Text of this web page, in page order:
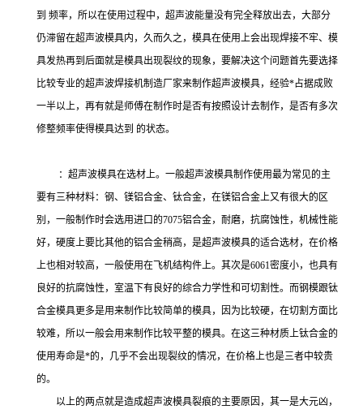
到 频率，所以在使用过程中，超声波能量没有完全释放出去，大部分
仍滞留在超声波模具内，久而久之，模具在使用上会出现焊接不牢、模
具发热再到后面就是模具出现裂纹的现象，要解决这个问题首先要选择
比较专业的超声波焊接机制造厂家来制作超声波模具，经验*占据成败
一半以上，再有就是师傅在制作时是否有按照设计去制作，是否有多次
修整频率使得模具达到 的状态。
：超声波模具在选材上。一般超声波模具制作使用最为常见的主
要有三种材料：钢、镁铝合金、钛合金，在镁铝合金上又有很大的区
别，一般制作时会选用进口的7075铝合金，耐磨，抗腐蚀性，机械性能
好，硬度上要比其他的铝合金稍高，是超声波模具的适合选材，在价格
上也相对较高，一般使用在飞机结构件上。其次是6061密度小，也具有
良好的抗腐蚀性，室温下有良好的综合力学性和可切割性。而钢模跟钛
合金模具更多是用来制作比较简单的模具，因为比较硬，在切割方面比
较难，所以一般会用来制作比较平整的模具。在这三种材质上钛合金的
使用寿命是*的，几乎不会出现裂纹的情况，在价格上也是三者中较贵
的。
以上的两点就是造成超声波模具裂痕的主要原因，其一是大元凶，